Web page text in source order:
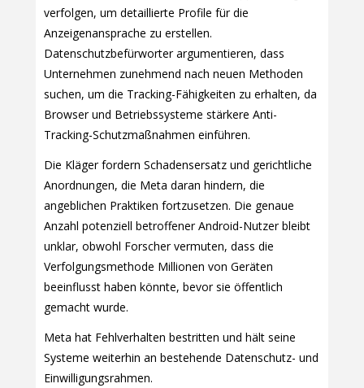
verfolgen, um detaillierte Profile für die
Anzeigenansprache zu erstellen.
Datenschutzbefürworter argumentieren, dass
Unternehmen zunehmend nach neuen Methoden
suchen, um die Tracking-Fähigkeiten zu erhalten, da
Browser und Betriebssysteme stärkere Anti-
Tracking-Schutzmaßnahmen einführen.
Die Kläger fordern Schadensersatz und gerichtliche
Anordnungen, die Meta daran hindern, die
angeblichen Praktiken fortzusetzen. Die genaue
Anzahl potenziell betroffener Android-Nutzer bleibt
unklar, obwohl Forscher vermuten, dass die
Verfolgungsmethode Millionen von Geräten
beeinflusst haben könnte, bevor sie öffentlich
gemacht wurde.
Meta hat Fehlverhalten bestritten und hält seine
Systeme weiterhin an bestehende Datenschutz- und
Einwilligungsrahmen.